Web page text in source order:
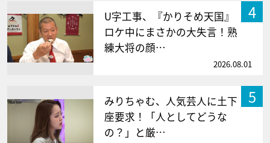
4
U字工事、『かりそめ天国』
ロケ中にまさかの大失言！熟
練大将の顔…
2026.08.01
5
みりちゃむ、人気芸人に土下
座要求！「人としてどうな
の？」と厳…